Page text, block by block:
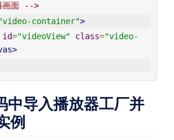
画面 -->
container">
id="videoView" class="video-
中导入播放器工厂并
例